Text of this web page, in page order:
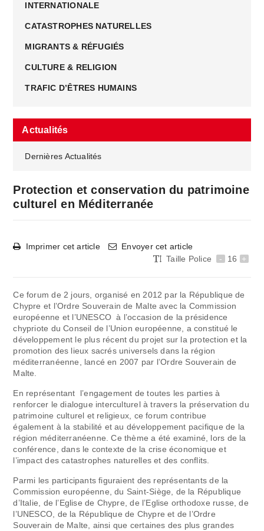
INTERNATIONALE
CATASTROPHES NATURELLES
MIGRANTS & RÉFUGIÉS
CULTURE & RELIGION
TRAFIC D’ÊTRES HUMAINS
Actualités
Dernières Actualités
Protection et conservation du patrimoine
culturel en Méditerranée
Imprimer cet article
Envoyer cet article
Taille Police
- 16 +
Ce forum de 2 jours, organisé en 2012 par la République de
Chypre et l’Ordre Souverain de Malte avec la Commission
européenne et l’UNESCO à l’occasion de la présidence
chypriote du Conseil de l’Union européenne, a constitué le
développement le plus récent du projet sur la protection et la
promotion des lieux sacrés universels dans la région
méditerranéenne, lancé en 2007 par l’Ordre Souverain de
Malte.
En représentant l’engagement de toutes les parties à
renforcer le dialogue interculturel à travers la préservation du
patrimoine culturel et religieux, ce forum contribue
également à la stabilité et au développement pacifique de la
région méditerranéenne. Ce thème a été examiné, lors de la
conférence, dans le contexte de la crise économique et
l’impact des catastrophes naturelles et des conflits.
Parmi les participants figuraient des représentants de la
Commission européenne, du Saint-Siège, de la République
d’Italie, de l’Eglise de Chypre, de l’Eglise orthodoxe russe, de
l’UNESCO, de la République de Chypre et de l’Ordre
Souverain de Malte, ainsi que certaines des plus grandes